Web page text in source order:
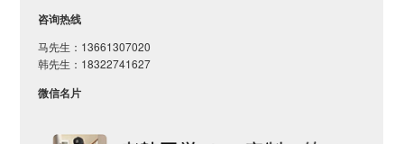
咨询热线
马先生：13661307020
韩先生：18322741627
微信名片